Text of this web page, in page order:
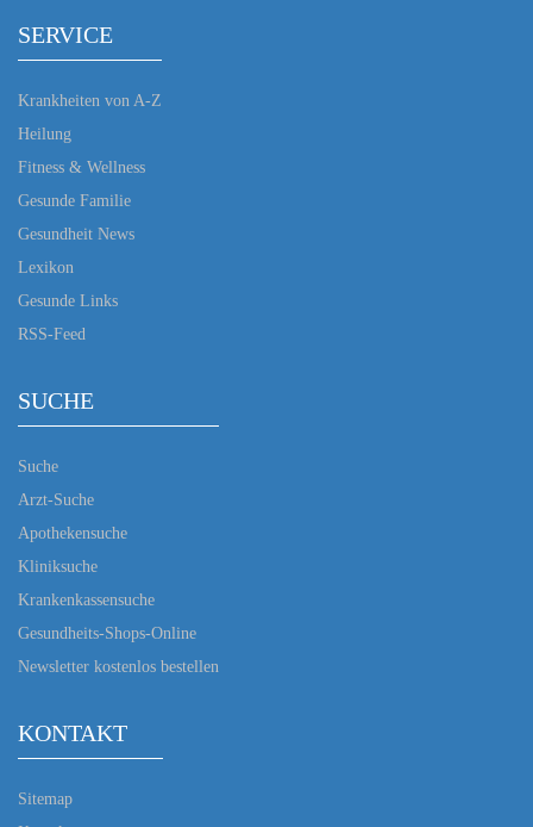
SERVICE
Krankheiten von A-Z
Heilung
Fitness & Wellness
Gesunde Familie
Gesundheit News
Lexikon
Gesunde Links
RSS-Feed
SUCHE
Suche
Arzt-Suche
Apothekensuche
Kliniksuche
Krankenkassensuche
Gesundheits-Shops-Online
Newsletter kostenlos bestellen
KONTAKT
Sitemap